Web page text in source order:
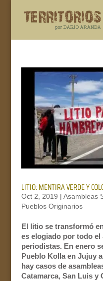
LITIO: MENTIRA VERDE Y
Oct 2, 2019 | Asambleas
Pueblos Originarios
El litio se transformó
es elogiado por todo
periodistas. En enero
Pueblo Kolla en Jujuy
hay casos de
Catamarca, San Luis y